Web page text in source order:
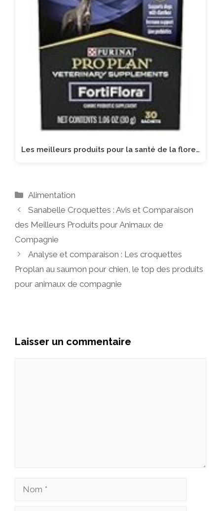
Les meilleurs produits pour la santé de la flore…
Catégories
Alimentation
Sanabelle Croquettes : Avis et Comparaison
des Meilleurs Produits pour Animaux de
Compagnie
Analyse et comparaison : Les croquettes
Proplan au saumon pour chien, le top des produits
pour animaux de compagnie
Laisser un commentaire
Nom